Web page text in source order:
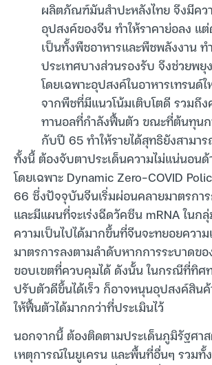
ผลิตภัณฑ์มันสำปะหลังไทย จึงมีคว
อุปสงค์ของจีน ทำให้ราคาย่อลง แ
เป็นทั้งพืชอาหารและพืชพลังงาน ท
ประเทศบางส่วนรองรับ จึงช่วยพยุ
โดยเฉพาะอุปสงค์ในอาหารเทรนด์
จากพืชที่มีแนวโน้มเติบโตดี รวมถึง
ทานอลที่กำลังฟื้นตัว ขณะที่ต้นทุนก
กับปี 65 ทำให้รายได้สุทธิยังสามา
ทั้งนี้ ต้องจับตาประเด็นความไม่แน่นอน
โดยเฉพาะ Dynamic Zero-COVID
66 ซึ่งปัจจุบันจีนเริ่มผ่อนคลายมาตรกา
และมีแผนที่จะเร่งฉีดวัคซีน mRNA ในก
ความเป็นไปได้มากขึ้นที่จีนจะทยอยควา
มาตรการลงตามลำดับหากการระบาดขอ
ขอบเขตที่ควบคุมได้ ดังนั้น ในกรณีที่ทิศ
ปรับตัวดีขึ้นได้เร็ว ก็อาจหนุนอุปสงค์สิน
ให้ฟื้นตัวได้มากกว่าที่ประเมินไว้
นอกจากนี้ ต้องติดตามประเด็นภูมิรัฐศา
เหตุการณ์ในยูเครน และพื้นที่อื่นๆ รวมทั้